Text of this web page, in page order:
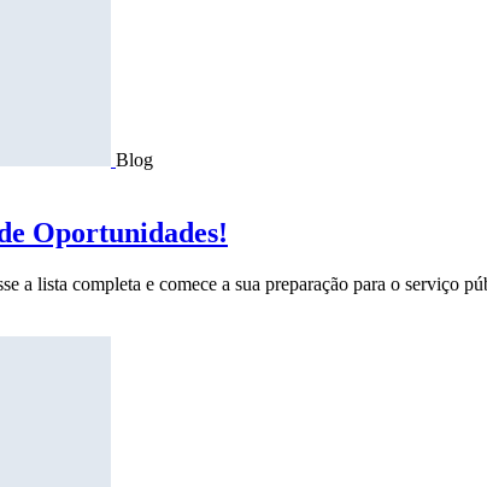
Blog
Oportunidades!
a lista completa e comece a sua preparação para o serviço